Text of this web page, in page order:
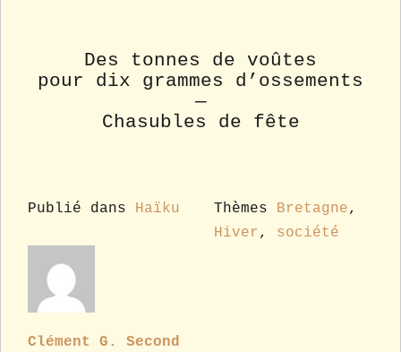
Des tonnes de voûtes
pour dix grammes d’ossements
—
Chasubles de fête
Publié dans Haïku Thèmes Bretagne,
Hiver , société
Clément G. Second